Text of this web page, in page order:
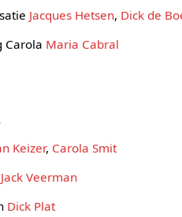
Jacques Hetsen, Dick de
Carola Maria Cabral
Keizer, Carola Smit
Jack Veerman
Dick Plat